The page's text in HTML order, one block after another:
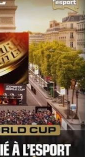
@ Thierry Ker
un commentaire.